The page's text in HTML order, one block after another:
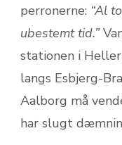
perronerne: “Al
ubestemt tid.”
stationen i
langs Esbjerg-
Aalborg må
har slugt